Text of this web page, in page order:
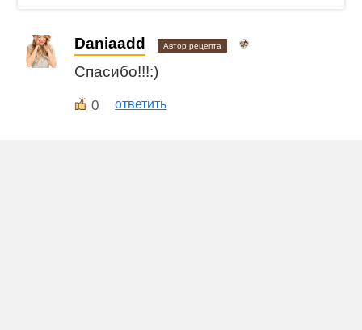
Daniaadd Автор рецепта
Спасибо!!!:)
0 ответить